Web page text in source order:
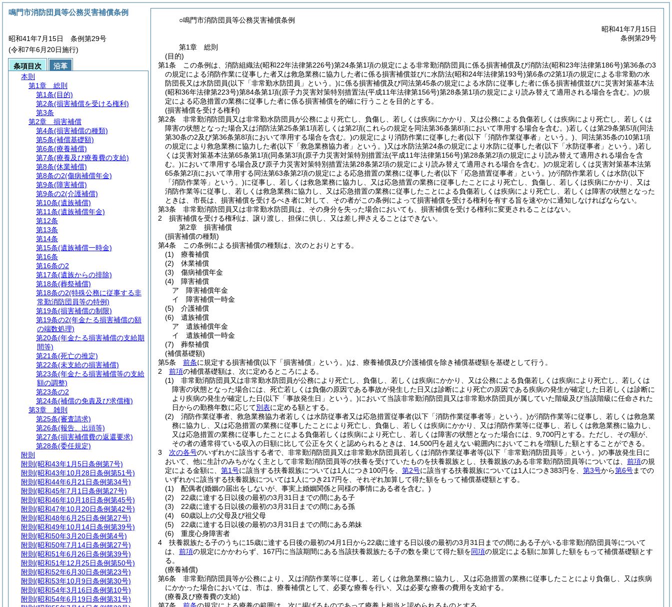
○鳴門市消防団員等公務災害補償条例
昭和41年7月15日
条例第29号
第1章
総則
(目的)
第1条
この条例は、消防組織法(昭和22年法律第226号)第24条第1項の規定による非常勤消防団員に係る損害補償及び消防法(昭和23年法律第186号)第36条の3
の規定による消防作業に従事した者又は救急業務に協力した者に係る損害補償並びに水防法(昭和24年法律第193号)第6条の2第1項の規定による非常勤の水
防団長又は水防団員(以下「非常勤水防団員」という。)に係る損害補償及び同法第45条の規定による水防に従事した者に係る損害補償並びに災害対策基本法
(昭和36年法律第223号)第84条第1項(原子力災害対策特別措置法(平成11年法律第156号)第28条第1項の規定により読み替えて適用される場合を含む。)の規
定による応急措置の業務に従事した者に係る損害補償を的確に行うことを目的とする。
(損害補償を受ける権利)
第2条
非常勤消防団員又は非常勤水防団員が公務により死亡し、負傷し、若しくは疾病にかかり、又は公務による負傷若しくは疾病により死亡し、若しくは
障害の状態となった場合又は消防法第25条第1項若しくは第2項(これらの規定を同法第36条第8項において準用する場合を含む。)若しくは第29条第5項(同法
第30条の2及び第36条第8項において準用する場合を含む。)の規定により消防作業に従事した者(以下「消防作業従事者」という。) 、同法第35条の10第1項
の規定により救急業務に協力した者(以下「救急業務協力者」という。)又は水防法第24条の規定により水防に従事した者(以下「水防従事者」という。)若し
くは災害対策基本法第65条第1項(同条第3項(原子力災害対策特別措置法(平成11年法律第156号)第28条第2項の規定により読み替えて適用される場合を含
む。)において準用する場合及び原子力災害対策特別措置法第28条第2項の規定により読み替えて適用される場合を含む。)の規定若しくは災害対策基本法第
65条第2項において準用する同法第63条第2項の規定による応急措置の業務に従事した者(以下「応急措置従事者」という。)が消防作業若しくは水防(以下
「消防作業等」という。)に従事し、若しくは救急業務に協力し、又は応急措置の業務に従事したことにより死亡し、負傷し、若しくは疾病にかかり、又は
消防作業等に従事し、若しくは救急業務に協力し、又は応急措置の業務に従事したことによる負傷若しくは疾病により死亡し、若しくは障害の状態となった
ときは、市長は、損害補償を受けるべき者に対して、その者がこの条例によって損害補償を受ける権利を有する旨を速やかに通知しなければならない。
第3条
非常勤消防団員又は非常勤水防団員は、その身分を失った場合においても、損害補償を受ける権利に変更されることはない。
2
損害補償を受ける権利は、譲り渡し、担保に供し、又は差し押さえることはできない。
第2章
損害補償
(損害補償の種類)
第4条
この条例による損害補償の種類は、次のとおりとする。
(1)
療養補償
(2)
休業補償
(3)
傷病補償年金
(4)
障害補償
ア
障害補償年金
イ
障害補償一時金
(5)
介護補償
(6)
遺族補償
ア
遺族補償年金
イ
遺族補償一時金
(7)
葬祭補償
(補償基礎額)
第5条
前条に規定する損害補償(以下「損害補償」という。)は、療養補償及び介護補償を除き補償基礎額を基礎として行う。
2
前項の補償基礎額は、次に定めるところによる。
(1)
非常勤消防団員又は非常勤水防団員が公務により死亡し、負傷し、若しくは疾病にかかり、又は公務による負傷若しくは疾病により死亡し、若しくは
障害の状態となった場合には、死亡若しくは負傷の原因である事故が発生した日又は診断により死亡の原因である疾病の発生が確定した日若しくは診断に
より疾病の発生が確定した日(以下「事故発生日」という。)において当該非常勤消防団員又は非常勤水防団員が属していた階級及び当該階級に任命された
日からの勤務年数に応じて別表に定める額とする。
(2)
消防作業従事者、救急業務協力者若しくは水防従事者又は応急措置従事者(以下「消防作業従事者等」という。)が消防作業等に従事し、若しくは救急業
務に協力し、又は応急措置の業務に従事したことにより死亡し、負傷し、若しくは疾病にかかり、又は消防作業等に従事し、若しくは救急業務に協力し、
又は応急措置の業務に従事したことによる負傷若しくは疾病により死亡し、若しくは障害の状態となった場合には、9,700円とする。 ただし、その額が、
その者の通常得ている収入の日額に比して公正を欠くと認められるときは、14,500円を超えない範囲内においてこれを増額した額とすることができる。
3
次の各号のいずれかに該当する者で、非常勤消防団員又は非常勤水防団員若しくは消防作業従事者等(以下「非常勤消防団員等」という。)の事故発生日に
おいて、他に生計のみちがなく主として非常勤消防団員等の扶養を受けていたものを扶養親族とし、扶養親族のある非常勤消防団員等については、 前項の規
定による金額に、 第1号に該当する扶養親族については1人につき100円を、 第2号に該当する扶養親族については1人につき383円を、 第3号から第6号までの
いずれかに該当する扶養親族については1人につき217円を、それぞれ加算して得た額をもって補償基礎額とする。
(1)
配偶者(婚姻の届出をしないが、事実上婚姻関係と同様の事情にある者を含む。)
(2)
22歳に達する日以後の最初の3月31日までの間にある子
(3)
22歳に達する日以後の最初の3月31日までの間にある孫
(4)
60歳以上の父母及び祖父母
(5)
22歳に達する日以後の最初の3月31日までの間にある弟妹
(6)
重度心身障害者
4
扶養親族たる子のうちに15歳に達する日後の最初の4月1日から22歳に達する日以後の最初の3月31日までの間にある子がいる非常勤消防団員等について
は、 前項の規定にかかわらず、167円に当該期間にある当該扶養親族たる子の数を乗じて得た額を同項の規定による額に加算した額をもって補償基礎額とす
る。
(療養補償)
第6条
非常勤消防団員等が公務により、又は消防作業等に従事し、若しくは救急業務に協力し、又は応急措置の業務に従事したことにより負傷し、又は疾病
にかかった場合においては、市は、療養補償として、必要な療養を行い、又は必要な療養の費用を支給する。
(療養及び療養費の支給)
鳴門市消防団員等公務災害補償条例
昭和41年7月15日 条例第29号
(令和7年6月20日施行)
条項目次
沿革
本則
第1章
総則
第1条(目的)
第2条(損害補償を受ける権利)
第3条
第2章
損害補償
第4条(損害補償の種類)
第5条(補償基礎額)
第6条(療養補償)
第7条(療養及び療養費の支給)
第8条(休業補償)
第8条の2(傷病補償年金)
第9条(障害補償)
第9条の2(介護補償)
第10条(遺族補償)
第11条(遺族補償年金)
第12条
第13条
第14条
第15条(遺族補償一時金)
第16条
第16条の2
第17条(遺族からの排除)
第18条(葬祭補償)
第18条の2(特殊公務に従事する非
常勤消防団員等の特例)
第19条(損害補償の制限)
第19条の2(年金たる損害補償の額
の端数処理)
第20条(年金たる損害補償の支給期
間等)
第21条(死亡の推定)
第22条(未支給の損害補償)
第23条(年金たる損害補償等の支給
額の調整)
第23条の2
第24条(補償の免責及び求償権)
第3章
雑則
第25条(審査請求)
第26条(報告、出頭等)
第27条(損害補償費の返還要求)
第28条(委任規定)
附則
附則 (昭和43年1月5日条例第7号)
附則 (昭和43年10月28日条例第51号)
附則 (昭和44年6月21日条例第34号)
附則 (昭和45年7月1日条例第27号)
附則 (昭和46年10月18日条例第45号)
附則 (昭和47年10月20日条例第42号)
附則 (昭和48年6月25日条例第27号)
附則 (昭和49年10月14日条例第39号)
附則 (昭和50年3月20日条例第4号)
附則 (昭和50年7月14日条例第27号)
附則 (昭和51年6月26日条例第39号)
附則 (昭和51年12月25日条例第50号)
附則 (昭和52年6月30日条例第23号)
附則 (昭和53年10月9日条例第30号)
附則 (昭和54年3月16日条例第10号)
附則 (昭和54年6月19日条例第31号)